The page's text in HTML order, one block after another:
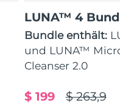
LUNA™ 4
Bundle enthält:
und LUNA™
Cleanser 2.0
$ 263,9
$ 199